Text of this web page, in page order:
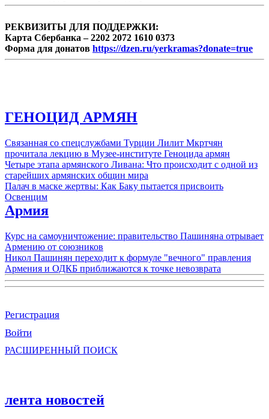
РЕКВИЗИТЫ ДЛЯ ПОДДЕРЖКИ:
Карта Сбербанка – 2202 2072 1610 0373
Форма для донатов https://dzen.ru/yerkramas?donate=true
ГЕНОЦИД АРМЯН
Связанная со спецслужбами Турции Лилит Мкртчян
прочитала лекцию в Музее-институте Геноцида армян
Четыре этапа армянского Ливана: Что происходит с одной из
старейших армянских общин мира
Палач в маске жертвы: Как Баку пытается присвоить
Освенцим
Армия
Курс на самоуничтожение: правительство Пашиняна отрывает
Армению от союзников
Никол Пашинян переходит к формуле "вечного" правления
Армения и ОДКБ приближаются к точке невозврата
Регистрация
Войти
РАСШИРЕННЫЙ ПОИСК
лента новостей